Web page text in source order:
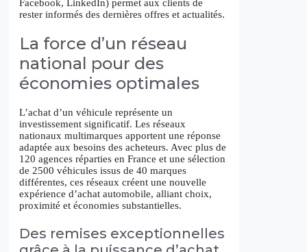
Facebook, LinkedIn) permet aux clients de
rester informés des dernières offres et actualités.
La force d’un réseau
national pour des
économies optimales
L’achat d’un véhicule représente un
investissement significatif. Les réseaux
nationaux multimarques apportent une réponse
adaptée aux besoins des acheteurs. Avec plus de
120 agences réparties en France et une sélection
de 2500 véhicules issus de 40 marques
différentes, ces réseaux créent une nouvelle
expérience d’achat automobile, alliant choix,
proximité et économies substantielles.
Des remises exceptionnelles